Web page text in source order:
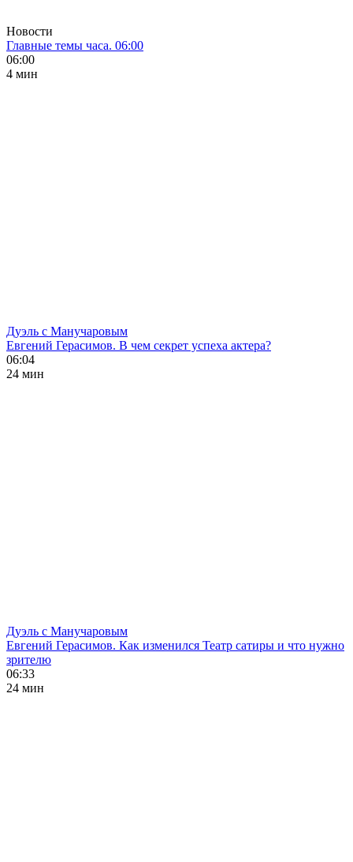
Новости
Главные темы часа. 06:00
06:00
4 мин
Дуэль с Манучаровым
Евгений Герасимов. В чем секрет успеха актера?
06:04
24 мин
Дуэль с Манучаровым
Евгений Герасимов. Как изменился Театр сатиры и что нужно
зрителю
06:33
24 мин